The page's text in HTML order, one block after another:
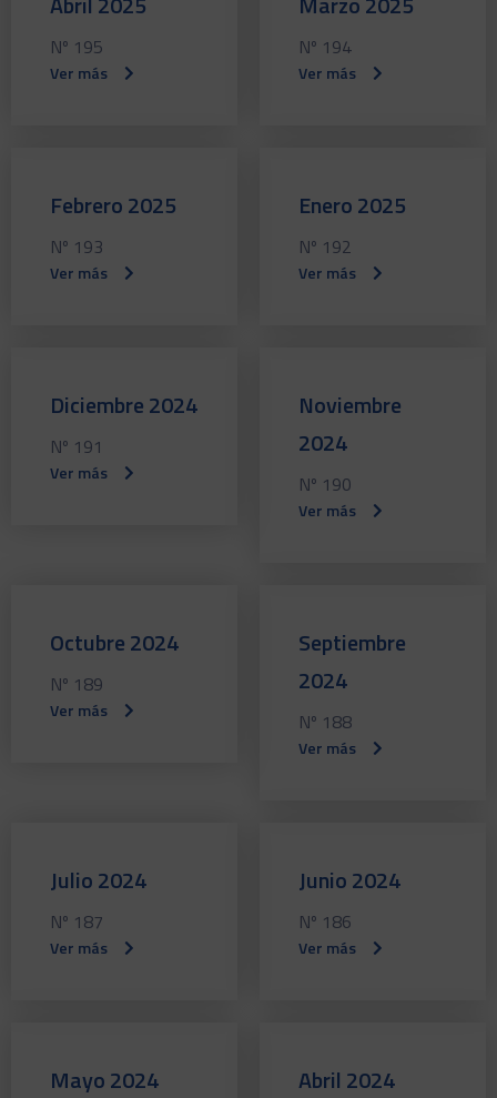
Nº 195
Ver más
Nº 194
Ver más
Febrero 2025
Nº 193
Ver más
Enero 2025
Nº 192
Ver más
Diciembre 2024
Nº 191
Ver más
Noviembre
2024
Nº 190
Ver más
Octubre 2024
Nº 189
Ver más
Septiembre
2024
Nº 188
Ver más
Julio 2024
Nº 187
Ver más
Junio 2024
Nº 186
Ver más
Mayo 2024 Abril 2024